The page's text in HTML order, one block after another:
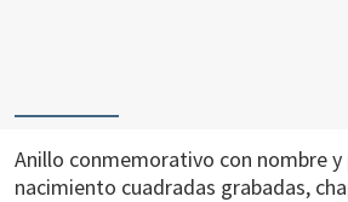
Anillo conmemorativo con nombre y
nacimiento cuadradas grabadas,